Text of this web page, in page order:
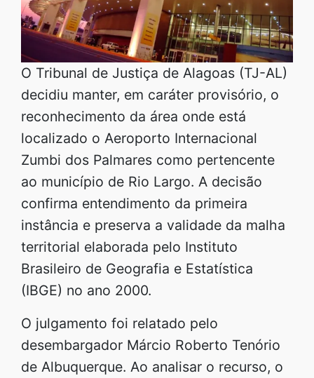
O Tribunal de Justiça de Alagoas (TJ-AL)
decidiu manter, em caráter provisório, o
reconhecimento da área onde está
localizado o Aeroporto Internacional
Zumbi dos Palmares como pertencente
ao município de Rio Largo. A decisão
confirma entendimento da primeira
instância e preserva a validade da malha
territorial elaborada pelo Instituto
Brasileiro de Geografia e Estatística
(IBGE) no ano 2000.
O julgamento foi relatado pelo
desembargador Márcio Roberto Tenório
de Albuquerque. Ao analisar o recurso, o